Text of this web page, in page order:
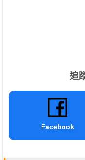
追
Facebook